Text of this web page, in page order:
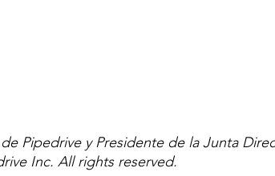
Pipedrive y Presidente de la Junta
Inc. All rights reserved.